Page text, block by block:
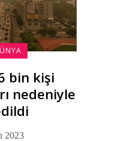
bin kişi
nedeniyle
2023